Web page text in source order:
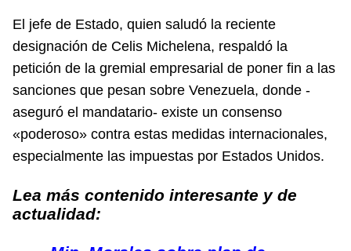
El jefe de Estado, quien saludó la reciente
designación de Celis Michelena, respaldó la
petición de la gremial empresarial de poner fin a las
sanciones que pesan sobre Venezuela, donde -
aseguró el mandatario- existe un consenso
«poderoso» contra estas medidas internacionales,
especialmente las impuestas por Estados Unidos.
Lea más contenido interesante y de
actualidad: